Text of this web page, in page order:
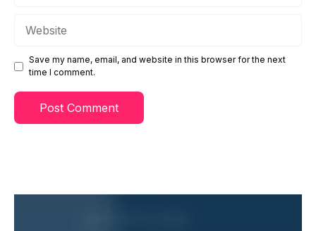
Save my name, email, and website in this browser for the next
time I comment.